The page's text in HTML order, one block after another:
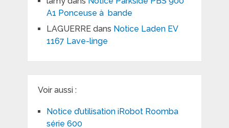
A1 Ponceuse à bande
LAGUERREdans Notice Laden EV
1167 Lave-linge
Voir aussi :
Notice d’utilisation iRobot Roomba
série 600